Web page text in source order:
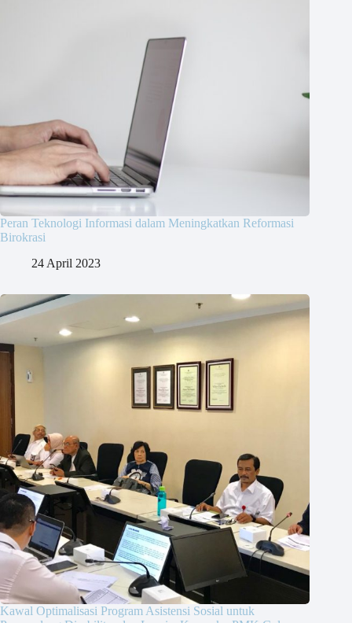
Peran Teknologi Informasi dalam Meningkatkan Reformasi
Birokrasi
24 April 2023
Kawal Optimalisasi Program Asistensi Sosial untuk